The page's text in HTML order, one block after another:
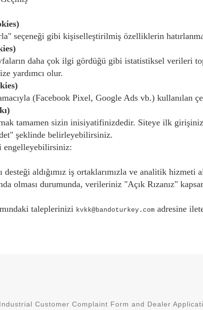
seçeneği gibi kişiselleştirilmiş özelliklerin
daha çok ilgi gördüğü gibi istatistiksel verileri
yardımcı olur.
(Facebook Pixel, Google Ads vb.) kullanılan
tamamen sizin inisiyatifinizdedir. Siteye ilk
şeklinde belirleyebilirsiniz.
engelleyebilirsiniz:
aldığımız iş ortaklarımızla ve analitik hizmeti
olması durumunda, verileriniz "Açık Rızanız"
taleplerinizi kvkk@bandoturkey.com adresine
Customer Complaint Form and Dealer